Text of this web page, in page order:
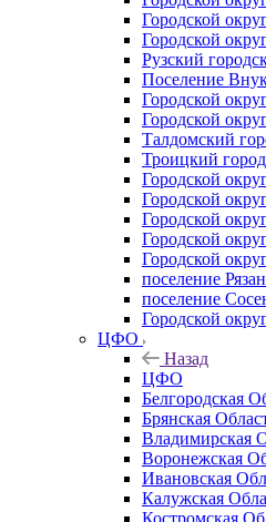
Городской
Городской
Рузский
Поселение
Городской
Городской
Талдомский
Троицкий
Городской
Городской
Городской
Городской
Городской
поселение
поселение
Городской
ЦФО
Назад
ЦФО
Белгородская
Брянская
Владимирская
Воронежская
Ивановская
Калужская
Костромская